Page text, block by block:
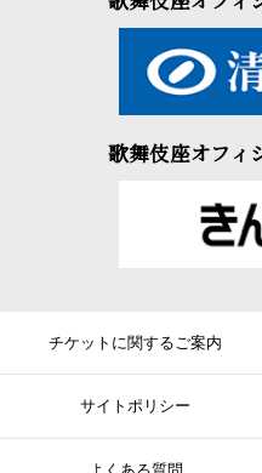
歌舞伎座オフィ
チケットに関するご案内
サイトポリシー